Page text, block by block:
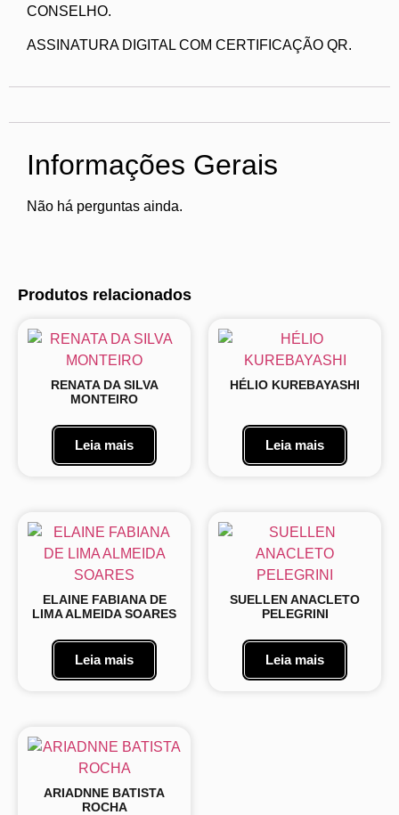
CONSELHO.
ASSINATURA DIGITAL COM CERTIFICAÇÃO QR.
Informações Gerais
Não há perguntas ainda.
Produtos relacionados
RENATA DA SILVA
MONTEIRO
Leia mais
HÉLIO KUREBAYASHI
Leia mais
ELAINE FABIANA DE
LIMA ALMEIDA SOARES
Leia mais
SUELLEN ANACLETO
PELEGRINI
Leia mais
ARIADNNE BATISTA
ROCHA